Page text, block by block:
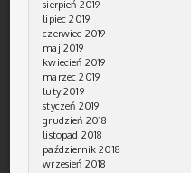
sierpień 2019
lipiec 2019
czerwiec 2019
maj 2019
kwiecień 2019
marzec 2019
luty 2019
styczeń 2019
grudzień 2018
listopad 2018
październik 2018
wrzesień 2018